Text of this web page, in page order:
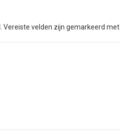
Vereiste velden zijn gemarkeerd met